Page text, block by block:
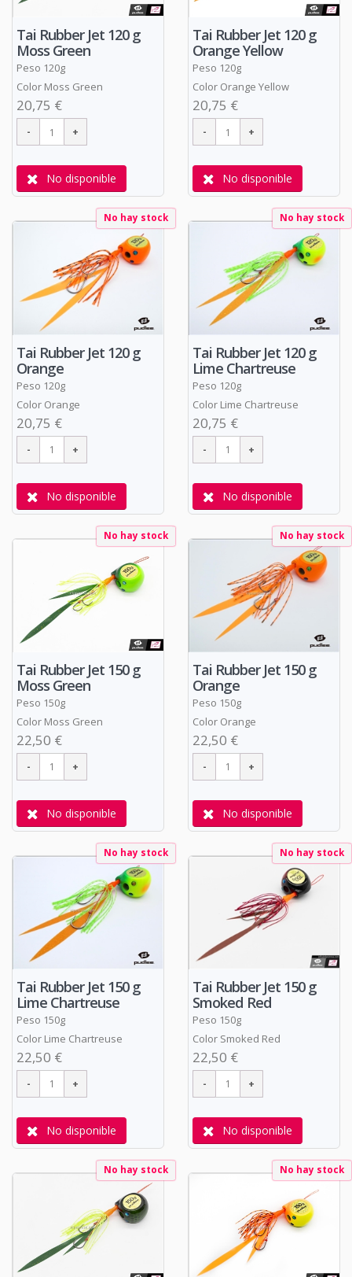
Tai Rubber Jet 120 g
Moss Green
Peso 120g
Color Moss Green
20,75 €
No disponible
Tai Rubber Jet 120 g
Orange Yellow
Peso 120g
Color Orange Yellow
20,75 €
No disponible
No hay stock
Tai Rubber Jet 120 g
Orange
Peso 120g
Color Orange
20,75 €
No disponible
No hay stock
Tai Rubber Jet 120 g
Lime Chartreuse
Peso 120g
Color Lime Chartreuse
20,75 €
No disponible
No hay stock
Tai Rubber Jet 150 g
Moss Green
Peso 150g
Color Moss Green
22,50 €
No disponible
No hay stock
Tai Rubber Jet 150 g
Orange
Peso 150g
Color Orange
22,50 €
No disponible
No hay stock
Tai Rubber Jet 150 g
Lime Chartreuse
Peso 150g
Color Lime Chartreuse
22,50 €
No disponible
No hay stock
Tai Rubber Jet 150 g
Smoked Red
Peso 150g
Color Smoked Red
22,50 €
No disponible
No hay stock No hay stock